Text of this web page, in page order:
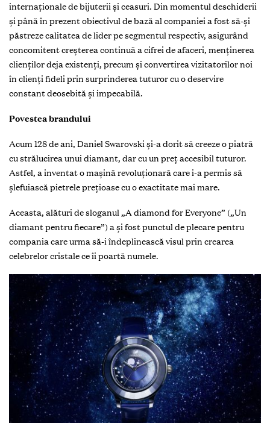
internaționale de bijuteriiși ceasuri. Din momentul deschiderii
și până în prezent obiectivul de bază al companiei a fost să-şi
păstreze calitatea de lider pe segmentul respectiv, asigurând
concomitent creșterea continuă a cifrei de afaceri, menținerea
clienților deja existenți, precumși convertirea vizitatorilor noi
în clienți fideli prin surprinderea tuturor cu o deservire
constant deosebită și impecabilă.
Povestea brandului
Acum 128 de ani, Daniel Swarovski şi-a dorit să creeze o piatră
cu strălucirea unui diamant, dar cu un preţ accesibil tuturor.
Astfel, a inventat o mașină revoluționară care i-a permis să
șlefuiască pietrele prețioase cu o exactitate mai mare.
Aceasta, alături de sloganul „A diamond for Everyone” („Un
diamant pentru fiecare”) a şi fost punctul de plecare pentru
compania care urma să-i îndeplinească visul prin crearea
celebrelor cristale ce îi poartă numele.